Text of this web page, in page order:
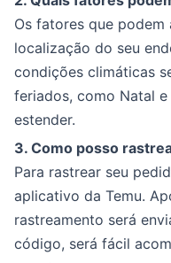
Os fatores que podem
localização do seu
condições climáticas
feriados, como Natal
estender.
3. Como posso
Para rastrear seu
aplicativo da Temu.
rastreamento será
código, será fácil